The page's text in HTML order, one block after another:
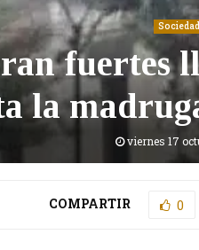
Sociedad
fuertes
la
viernes 17
COMPARTIR 0